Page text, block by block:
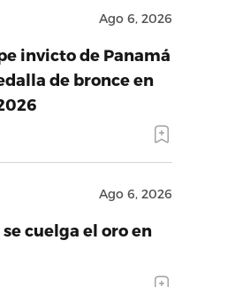
Ago 6, 2026
invicto de Panamá
de bronce en
Ago 6, 2026
cuelga el oro en